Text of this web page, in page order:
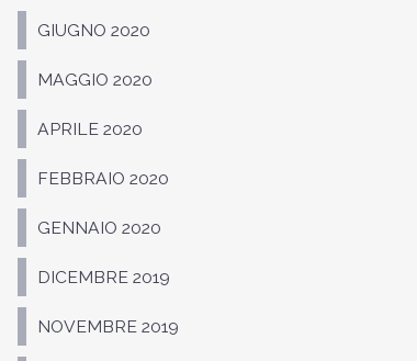
GIUGNO 2020
MAGGIO 2020
APRILE 2020
FEBBRAIO 2020
GENNAIO 2020
DICEMBRE 2019
NOVEMBRE 2019